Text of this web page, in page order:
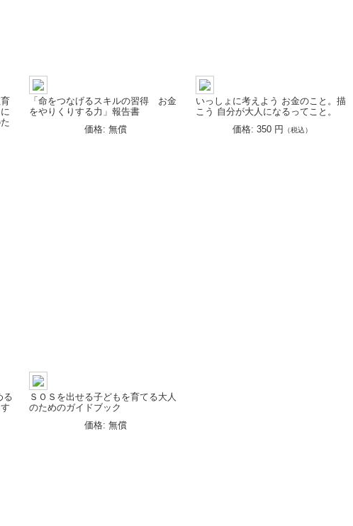
「命をつなげるスキルの習得 お金
をやりくりする力」報告書
価格: 無償
いっしょに考えよう お金のこと。描
こう 自分が大人になるってこと。
価格: 350 円
（税込）
る
ＳＯＳを出せる子どもを育てる大人
のためのガイドブック
価格: 無償